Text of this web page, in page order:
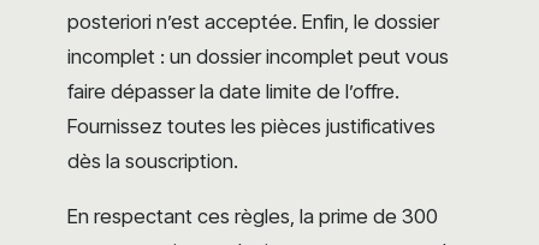
posteriori n’est acceptée. Enfin, le dossier
incomplet : un dossier incomplet peut vous
faire dépasser la date limite de l’offre.
Fournissez toutes les pièces justificatives
dès la souscription.
En respectant ces règles, la prime de 300